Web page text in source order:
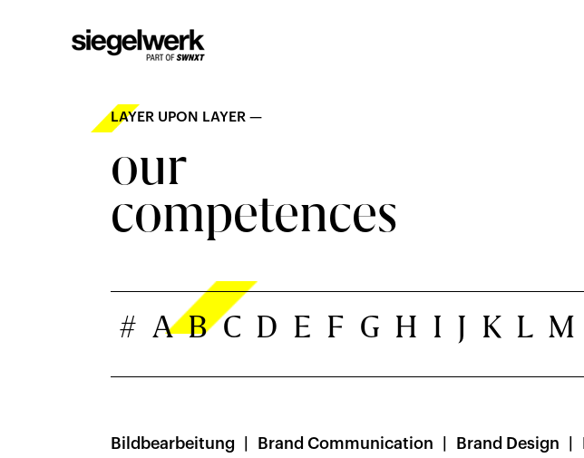
LAYER UPON LAYER —
our
competences
# A B C D E F G H I J K L M
Bildbearbeitung Brand Communication Brand Design